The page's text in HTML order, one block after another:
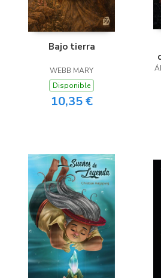
Bajo tierra
WEBB MARY
Disponible
10,35 €